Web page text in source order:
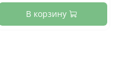
В корзину